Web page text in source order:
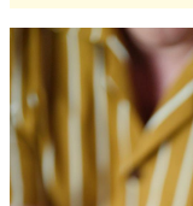
ศึกษา
บันเทิง